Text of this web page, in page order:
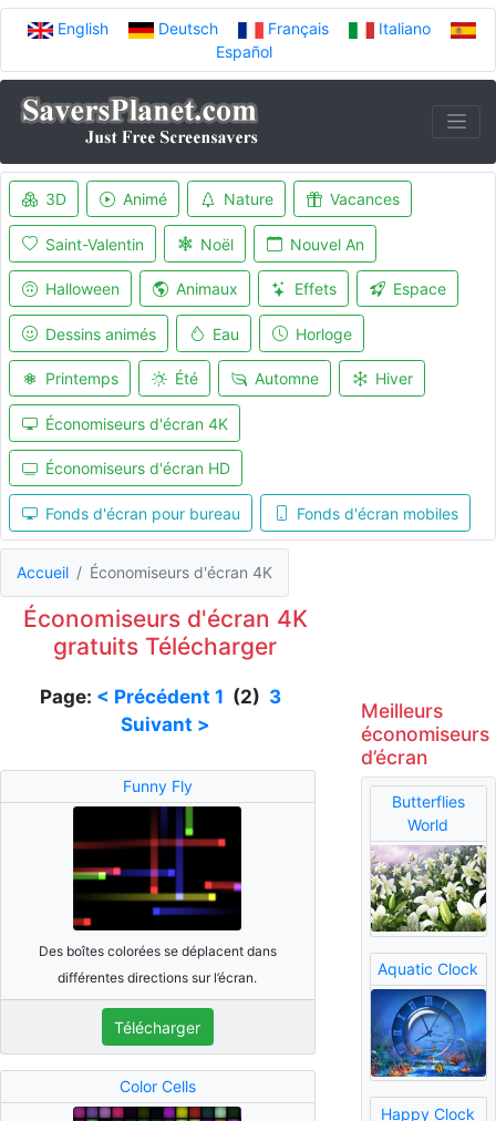
English Deutsch Français
Italiano
Español
3D Animé Nature Vacances
Saint-Valentin Noël Nouvel An
Halloween Animaux Effets Espace
Dessins animés Eau Horloge
Printemps Été Automne Hiver
Économiseurs d'écran 4K
Économiseurs d'écran HD
Fonds d'écran pour bureau Fonds d'écran mobiles
Accueil Économiseurs d'écran 4K
Économiseurs d'écran 4K
gratuits Télécharger
Page: < Précédent 1 (2) 3
Suivant >
Funny Fly
Des boîtes colorées se déplacent dans
différentes directions sur l’écran.
Télécharger
Color Cells
Meilleurs
économiseurs
d’écran
Butterflies
World
Aquatic Clock
Happy Clock